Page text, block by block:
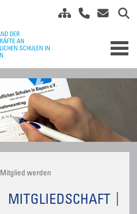
Mitglied werden
MITGLIEDSCHAFT